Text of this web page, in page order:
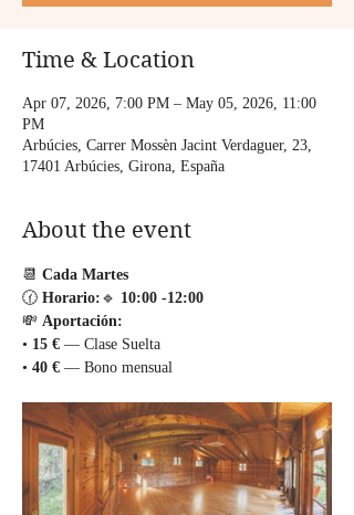
Time & Location
Apr 07, 2026, 7:00 PM – May 05, 2026, 11:00
PM
Arbúcies, Carrer Mossèn Jacint Verdaguer, 23,
17401 Arbúcies, Girona, España
About the event
📆 Cada Martes
🕜 Horario: 🔹 10:00 -12:00
💸 Aportación:
• 15 € — Clase Suelta
• 40 € — Bono mensual